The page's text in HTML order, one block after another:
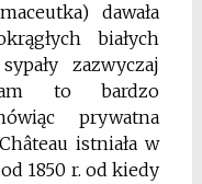
dawała
białych
zazwyczaj
to bardzo
prywatna
istniała w
1850 r. od kiedy